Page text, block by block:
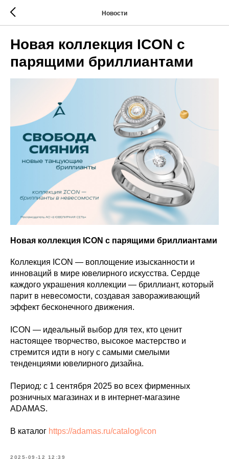
Новости
Новая коллекция ICON с
парящими бриллиантами
Новая коллекция ICON с парящими бриллиантами
Коллекция ICON — воплощение изысканности и
инноваций в мире ювелирного искусства. Сердце
каждого украшения коллекции — бриллиант, который
парит в невесомости, создавая завораживающий
эффект бесконечного движения.
ICON — идеальный выбор для тех, кто ценит
настоящее творчество, высокое мастерство и
стремится идти в ногу с самыми смелыми
тенденциями ювелирного дизайна.
Период: с 1 сентября 2025 во всех фирменных
розничных магазинах и в интернет-магазине
ADAMAS.
В каталог https://adamas.ru/catalog/icon
2025-09-12 12:39